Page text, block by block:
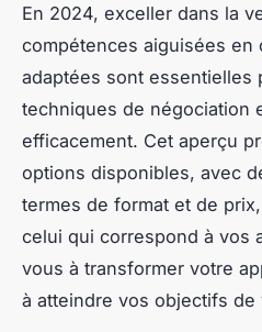
En 2024, exceller dans la
compétences aiguisées en
adaptées sont essentielles
techniques de négociation
efficacement. Cet aperçu
options disponibles, avec
termes de format et de
celui qui correspond à vos
vous à transformer votre
à atteindre vos objectifs de